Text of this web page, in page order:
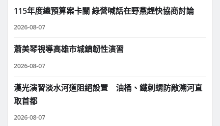
115年度總預算案卡關 綠營喊話在野黨趕快協商討論
2026-08-07
蕭美琴視導高雄市城鎮韌性演習
2026-08-07
漢光演習淡水河道阻絕設置 油桶、鐵刺蝟防敵溯河直
取首都
2026-08-07